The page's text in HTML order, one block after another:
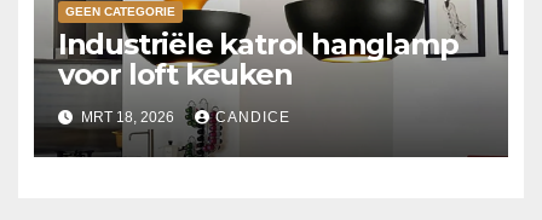
GEEN CATEGORIE
Industriële katrol hanglamp
voor loft keuken
MRT 18, 2026 CANDICE